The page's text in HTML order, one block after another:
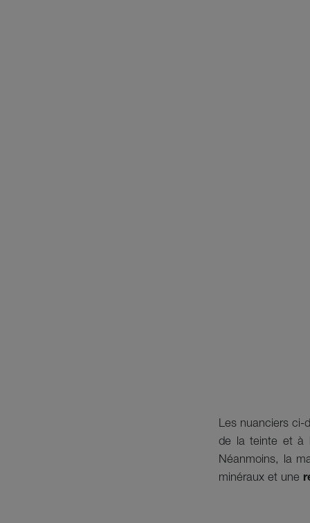
Les nuanciers ci-
de la teinte et à
Néanmoins, la
minéraux et une